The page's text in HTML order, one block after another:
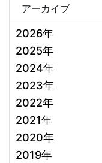
アーカイブ
2026年
2025年
2024年
2023年
2022年
2021年
2020年
2019年